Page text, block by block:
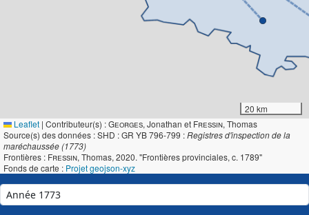
20 km
Leaflet | Contributeur(s) :Georges, Jonathan et Fressin, Thomas
Source(s) des données : SHD : GR YB 796-799 :Registres d'inspection de la
maréchaussée (1773)
Frontières : Fressin, Thomas, 2020. "Frontières provinciales, c. 1789"
Fonds de carte : Projet geojson-xyz